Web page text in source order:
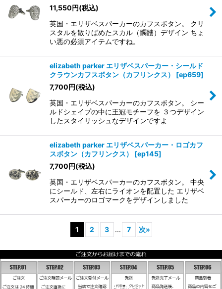
11,550円(税込)
英国・エリザベスパーカーのカフスボタン。 クリ
スタルを散りばめたスカル（髑髏）デザイン ちょ
い悪の必須アイテムですね。
elizabeth parker エリザベスパーカー・シールド
クラウンカフスボタン（カフリンクス）
[ep659]
7,700円(税込)
英国・エリザベスパーカーのカフスボタン。 シー
ルドシェイプの中に王冠モチーフを ３つデザイン
したスタイリッシュなデザインですよ
elizabeth parker エリザベスパーカー・ロゴカフ
スボタン（カフリンクス）
[ep145]
7,700円(税込)
英国・エリザベスパーカーのカフスボタン。 中央
にシールド、左右にライオンを配置した エリザベ
スパーカーのロゴマークをデザインしました
1 2 3 ... 7 次»